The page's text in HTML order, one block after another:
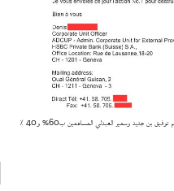
المراسلات الإلكترونية بين HSBC وموساك فونسكا لاصدار شهادتين باسم توفيق بن جديد وسمير العبدلي المساهمين ب60% و40 ٪